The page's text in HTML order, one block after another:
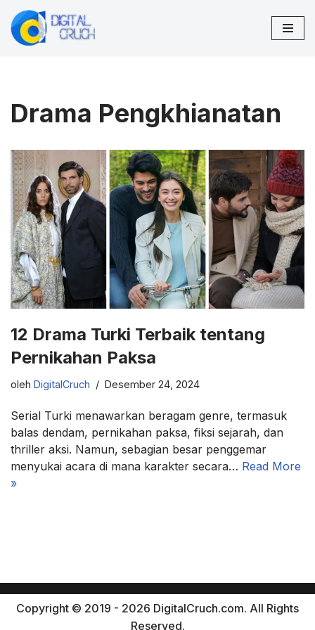
Lompat
Drama Pengkhianatan
12 Drama Turki Terbaik tentang
Pernikahan Paksa
oleh DigitalCruch Desember 24, 2024
Serial Turki menawarkan beragam genre, termasuk
balas dendam, pernikahan paksa, fiksi sejarah, dan
thriller aksi. Namun, sebagian besar penggemar
menyukai acara di mana karakter secara… Read More
»
Copyright © 2019 - 2026 DigitalCruch.com. All Rights
Reserved.